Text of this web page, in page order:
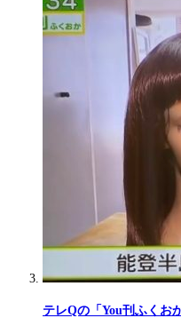
テレQの「You刊ふくお